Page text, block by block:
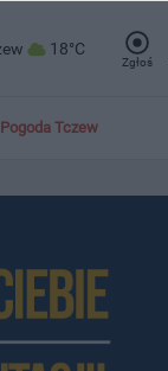
18°C
Zgłoś
Pogoda Tczew